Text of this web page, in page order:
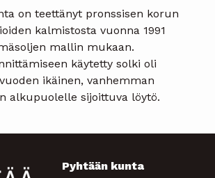
on teettänyt pronssisen korun
kalmistosta vuonna 1991
mallin mukaan.
käytetty solki oli
ikäinen, vanhemman
alkupuolelle sijoittuva löytö.
Pyhtään kunta